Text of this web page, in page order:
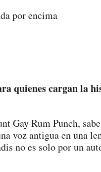
por encima
quienes cargan la
Gay Rum Punch,
voz antigua en una
no es solo por un